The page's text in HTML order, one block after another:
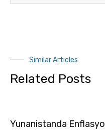
Similar Articles
Related Posts
Yunanistanda